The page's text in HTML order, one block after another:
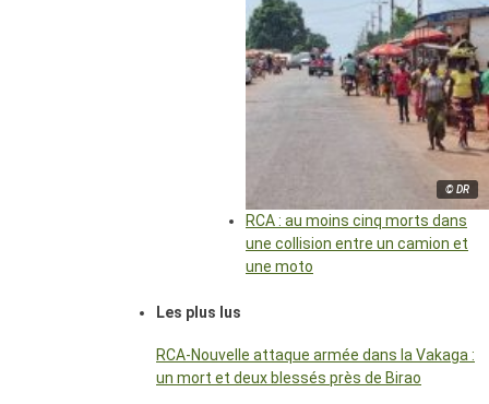
© DR
RCA : au moins cinq morts dans
une collision entre un camion et
une moto
Les plus lus
RCA-Nouvelle attaque armée dans la Vakaga :
un mort et deux blessés près de Birao